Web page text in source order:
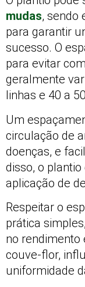
mudas, sendo
para garantir
sucesso. O
para evitar
geralmente
linhas e 40 a
Um
circulação de
doenças, e
disso, o
aplicação de
Respeitar o
prática
no rendimento
couve-flor,
uniformidade